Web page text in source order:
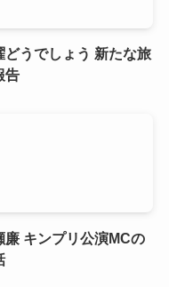
どうでしょう 新たな旅
告
廉 キンプリ公演MCの